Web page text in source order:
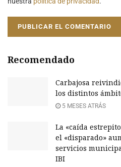
Recomendado
Carbajosa
los distintos
5 MESES ATRÁS
La «caída
el «disparado»
servicios
IBI